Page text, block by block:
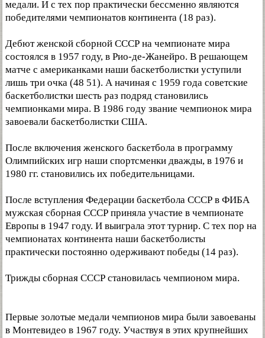
медали. И с тех пор практически бессменно являются
победителями чемпионатов континента (18 раз).
Дебют женской сборной СССР на чемпионате мира
состоялся в 1957 году, в Рио-де-Жанейро. В решающем
матче с американками наши баскетболистки уступили
лишь три очка (48 51). А начиная с 1959 года советские
баскетболистки шесть раз подряд становились
чемпионками мира. В 1986 году звание чемпионок мира
завоевали баскетболистки США.
После включения женского баскетбола в программу
Олимпийских игр наши спортсменки дважды, в 1976 и
1980 гг. становились их победительницами.
После вступления Федерации баскетбола СССР в ФИБА
мужская сборная СССР приняла участие в чемпионате
Европы в 1947 году. И выиграла этот турнир. С тех пор на
чемпионатах континента наши баскетболисты
практически постоянно одерживают победы (14 раз).
Трижды сборная СССР становилась чемпионом мира.
Первые золотые медали чемпионов мира были завоеваны
в Монтевидео в 1967 году. Участвуя в этих крупнейших